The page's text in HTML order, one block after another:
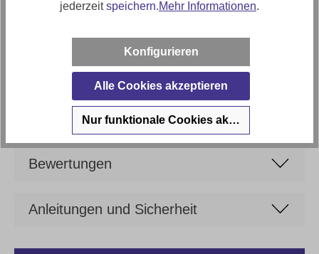
Artikel Bezeichnung
Stoff Ecksofa in L-Form
cosyhome living
Bewertungen
Anleitungen und Sicherheit
jederzeitspeichern.Mehr Informationen.
Konfigurieren
Alle Cookies akzeptieren
Nur funktionale Cookies akzeptieren